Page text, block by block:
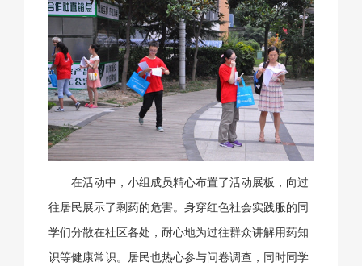
在活动中，小组成员精心布置了活动展板，向过
往居民展示了剩药的危害。身穿红色社会实践服的同
学们分散在社区各处，耐心地为过往群众讲解用药知
识等健康常识。居民也热心参与问卷调查，同时同学